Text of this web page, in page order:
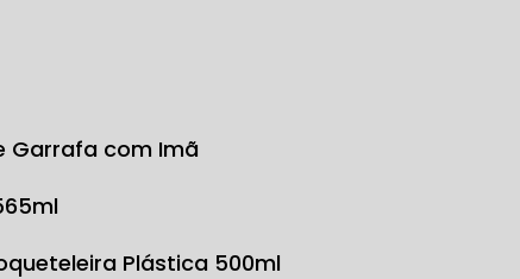
Garrafa com Imã
Plástica 500ml